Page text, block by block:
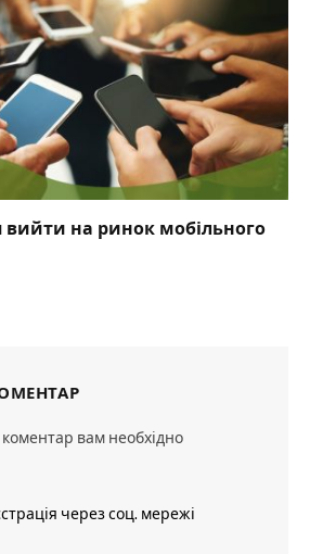
вийти на ринок мобільного
вам необхідно
через соц. мережі